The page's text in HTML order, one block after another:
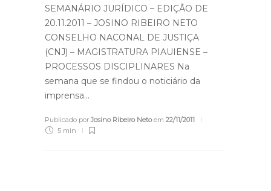
SEMANÁRIO JURÍDICO – EDIÇÃO DE
20.11.2011 – JOSINO RIBEIRO NETO
CONSELHO NACONAL DE JUSTIÇA
(CNJ) – MAGISTRATURA PIAUIENSE –
PROCESSOS DISCIPLINARES Na
semana que se findou o noticiário da
imprensa…
Publicado porJosino Ribeiro Netoem 22/11/2011
5 min